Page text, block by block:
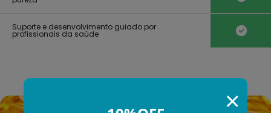
Suporte e desenvolvimento guiado por
profissionais da saúde